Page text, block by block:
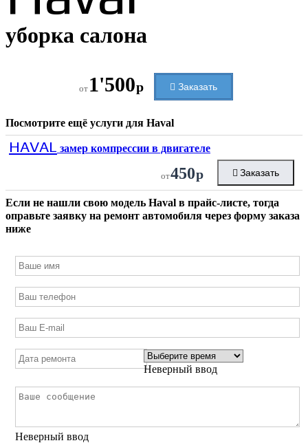
уборка салона
от 1'500р Заказать
Посмотрите ещё услуги для Haval
HAVAL замер компрессии в двигателе
от450р Заказать
Если не нашли свою модель Haval в прайс-листе, тогда
оправьте заявку на ремонт автомобиля через форму заказа
ниже
Неверный ввод
Неверный ввод